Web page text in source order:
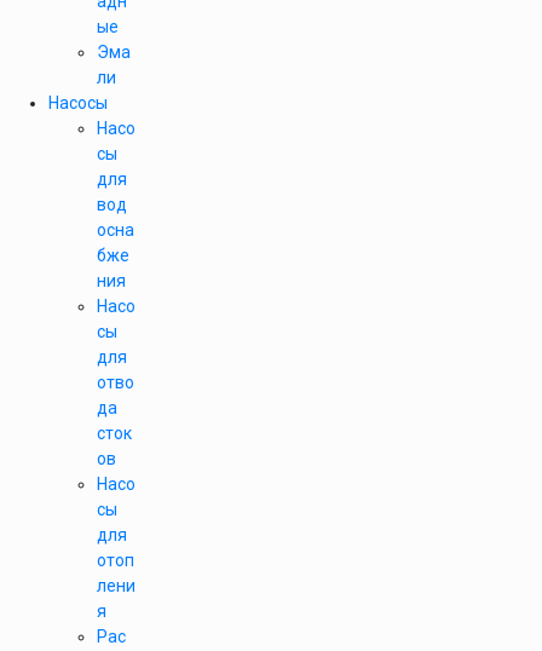
ые
Эма
ли
Насосы
Насо
сы
для
вод
осна
бже
ния
Насо
сы
для
отво
да
сток
ов
Насо
сы
для
отоп
лени
я
Рас